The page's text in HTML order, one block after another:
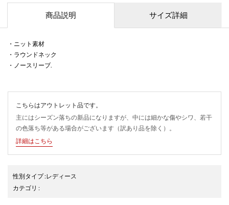
商品説明 サイズ詳細
・ニット素材
・ラウンドネック
・ノースリーブ.
こちらはアウトレット品です。
主にはシーズン落ちの新品になりますが、中には細かな傷やシワ、若干
の色落ち等がある場合がございます（訳あり品を除く）。
詳細はこちら
性別タイプ:レディース
カテゴリ :